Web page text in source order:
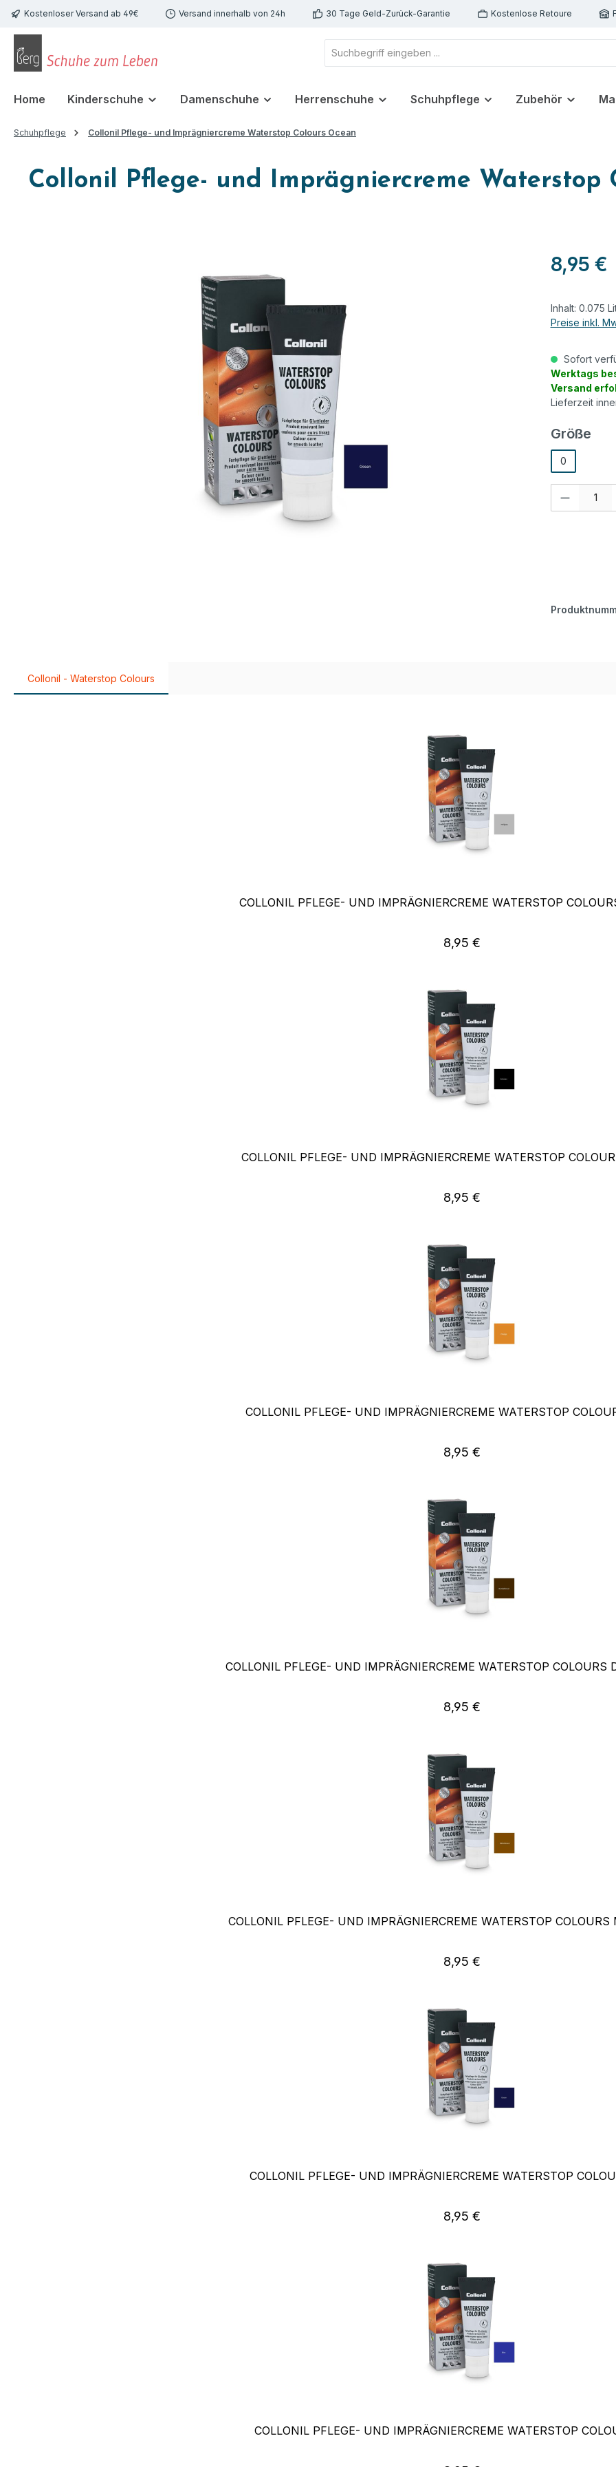
Hauptinhalt springen
Zur Suche springen
Zur Hauptnavigation springen
Kostenloser Versand ab 49€ Versand innerhalb von 24h 30 Tage Geld-Zurück-Garantie Kostenlose Retoure
Home Kinderschuhe Damenschuhe Herrenschuhe Schuhpflege Zubehör
Schuhpflege Collonil Pflege- und Imprägniercreme Waterstop Colours Ocean
Collonil Pflege- und Imprägniercreme Waterstop
8,95 €
Inhalt: 0.075
Preise inkl.
Sofort
Werktags
Versand
Lieferzeit
Größe
0
Produkt
Collonil - Waterstop Colours
COLLONIL PFLEGE- UND IMPRÄGNIERCREME WATERSTOP
Regulärer Preis:
8,95 €
COLLONIL PFLEGE- UND IMPRÄGNIERCREME WATERSTOP
Regulärer Preis:
8,95 €
COLLONIL PFLEGE- UND IMPRÄGNIERCREME WATERSTOP
Regulärer Preis:
8,95 €
COLLONIL PFLEGE- UND IMPRÄGNIERCREME WATERSTOP COLOURS
Regulärer Preis:
8,95 €
COLLONIL PFLEGE- UND IMPRÄGNIERCREME WATERSTOP
Regulärer Preis:
8,95 €
COLLONIL PFLEGE- UND IMPRÄGNIERCREME WATERSTOP
Regulärer Preis:
8,95 €
COLLONIL PFLEGE- UND IMPRÄGNIERCREME WATERSTOP